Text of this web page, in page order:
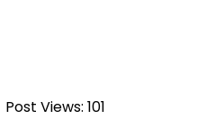
Post Views: 101